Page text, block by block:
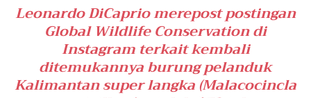
Leonardo DiCaprio merepost postingan
Global Wildlife Conservation di
Instagram terkait kembali
ditemukannya burung pelanduk
Kalimantan super langka (Malacocincla